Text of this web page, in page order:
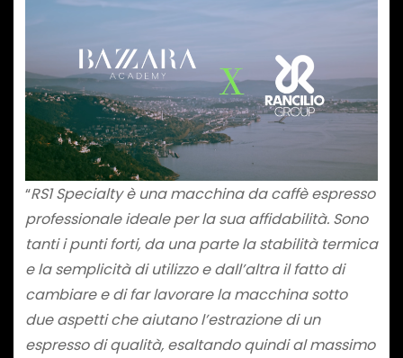
“RS1 Specialty è una macchina da caffè espresso
professionale ideale per la sua affidabilità. Sono
tanti i punti forti, da una parte la stabilità termica
e la semplicità di utilizzo e dall’altra il fatto di
cambiare e di far lavorare la macchina sotto
due aspetti che aiutano l’estrazione di un
espresso di qualità, esaltando quindi al massimo